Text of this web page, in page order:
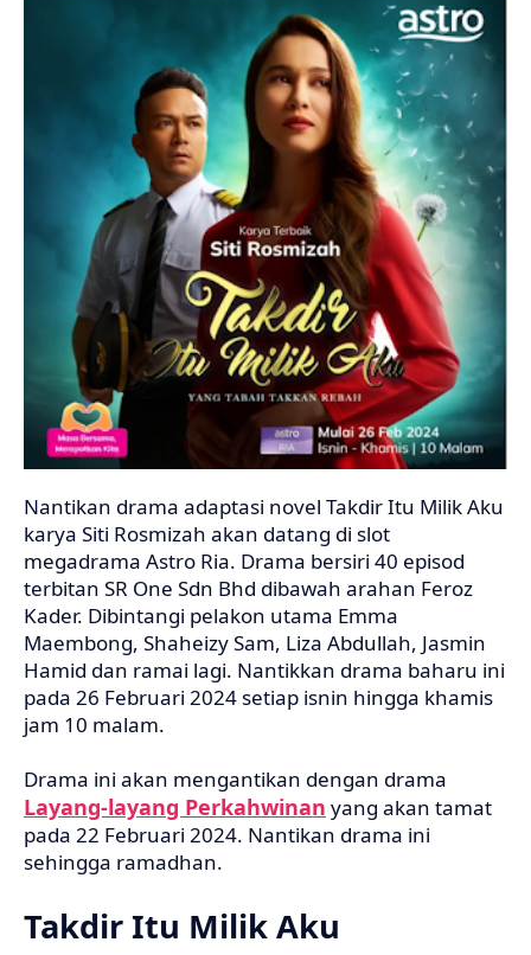
Nantikan drama adaptasi novel Takdir Itu Milik Aku
karya Siti Rosmizah akan datang di slot
megadrama Astro Ria. Drama bersiri 40 episod
terbitan SR One Sdn Bhd dibawah arahan Feroz
Kader. Dibintangi pelakon utama Emma
Maembong, Shaheizy Sam, Liza Abdullah, Jasmin
Hamid dan ramai lagi. Nantikkan drama baharu ini
pada 26 Februari 2024 setiap isnin hingga khamis
jam 10 malam.
Drama ini akan mengantikan dengan drama
Layang-layang Perkahwinan yang akan tamat
pada 22 Februari 2024. Nantikan drama ini
sehingga ramadhan.
Takdir Itu Milik Aku